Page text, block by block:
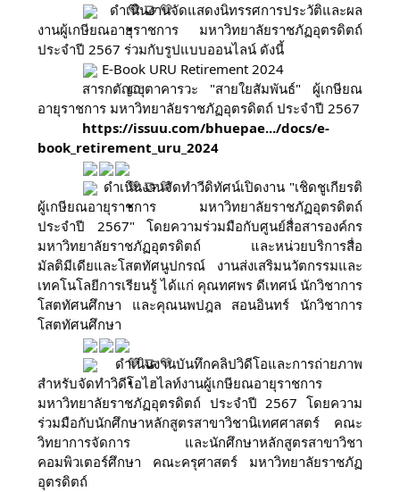
ดำเนินงานจัดแสดงนิทรรศการประวัติและผล
งานผู้เกษียณอายุราชการ มหาวิทยาลัยราชภัฏอุตรดิตถ์
ประจำปี 2567 ร่วมกับรูปแบบออนไลน์ ดังนี้
E-Book URU Retirement 2024
สารกตัญญุตาคารวะ "สายใยสัมพันธ์" ผู้เกษียณ
อายุราชการ มหาวิทยาลัยราชภัฏอุตรดิตถ์ ประจำปี 2567
https://issuu.com/bhuepae.../docs/e-
book_retirement_uru_2024
ดำเนินงานจัดทำวีดิทัศน์เปิดงาน "เชิดชูเกียรติ
ผู้เกษียณอายุราชการ มหาวิทยาลัยราชภัฏอุตรดิตถ์
ประจำปี 2567" โดยความร่วมมือกับศูนย์สื่อสารองค์กร
มหาวิทยาลัยราชภัฏอุตรดิตถ์ และหน่วยบริการสื่อ
มัลติมีเดียและโสตทัศนูปกรณ์ งานส่งเสริมนวัตกรรมและ
เทคโนโลยีการเรียนรู้ ได้แก่ คุณทศพร ดีเทศน์ นักวิชาการ
โสตทัศนศึกษา และคุณนพปฎล สอนอินทร์ นักวิชาการ
โสตทัศนศึกษา
ดำเนินงานบันทึกคลิปวิดีโอและการถ่ายภาพ
สำหรับจัดทำวิดีโอไฮไลท์งานผู้เกษียณอายุราชการ
มหาวิทยาลัยราชภัฏอุตรดิตถ์ ประจำปี 2567 โดยความ
ร่วมมือกับนักศึกษาหลักสูตรสาขาวิชานิเทศศาสตร์ คณะ
วิทยาการจัดการ และนักศึกษาหลักสูตรสาขาวิชา
คอมพิวเตอร์ศึกษา คณะครุศาสตร์ มหาวิทยาลัยราชภัฏ
อุตรดิตถ์